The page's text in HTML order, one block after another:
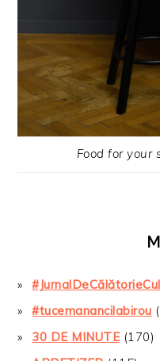
Food for your
#tucemanancilabirou
30 DE MINUTE(170)